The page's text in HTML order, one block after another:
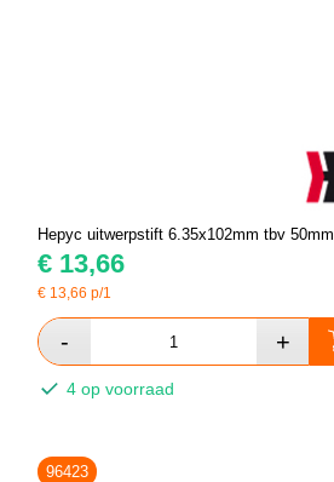
Hepyc uitwerpstift 6.35x102mm tbv 50mm
€ 13,66
€ 13,66 p/1
4 op voorraad
96423